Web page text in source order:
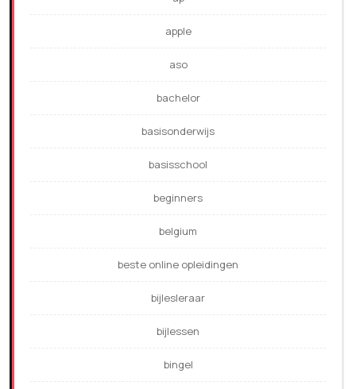
apple
aso
bachelor
basisonderwijs
basisschool
beginners
belgium
beste online opleidingen
bijlesleraar
bijlessen
bingel